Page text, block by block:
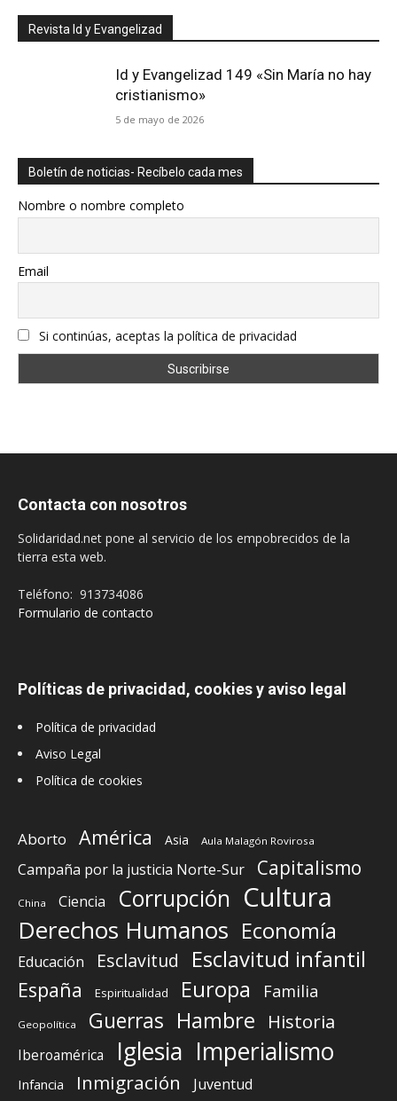
Revista Id y Evangelizad
Id y Evangelizad 149 «Sin María no hay
cristianismo»
5 de mayo de 2026
Boletín de noticias- Recíbelo cada mes
Nombre o nombre completo
Email
Si continúas, aceptas la política de privacidad
Contacta con nosotros
Solidaridad.net pone al servicio de los empobrecidos de la
tierra esta web.
Teléfono: 913734086
Formulario de contacto
Políticas de privacidad, cookies y aviso legal
Política de privacidad
Aviso Legal
Política de cookies
Aborto América Asia Aula Malagón Rovirosa
Campaña por la justicia Norte-Sur Capitalismo
China Ciencia Corrupción Cultura
Derechos Humanos Economía
Educación Esclavitud Esclavitud infantil
España Espiritualidad Europa Familia
Geopolítica Guerras Hambre Historia
Iberoamérica Iglesia Imperialismo
Infancia Inmigración Juventud